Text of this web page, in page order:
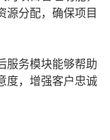
源分配，确保项目
服务模块能够帮助
度，增强客户忠诚